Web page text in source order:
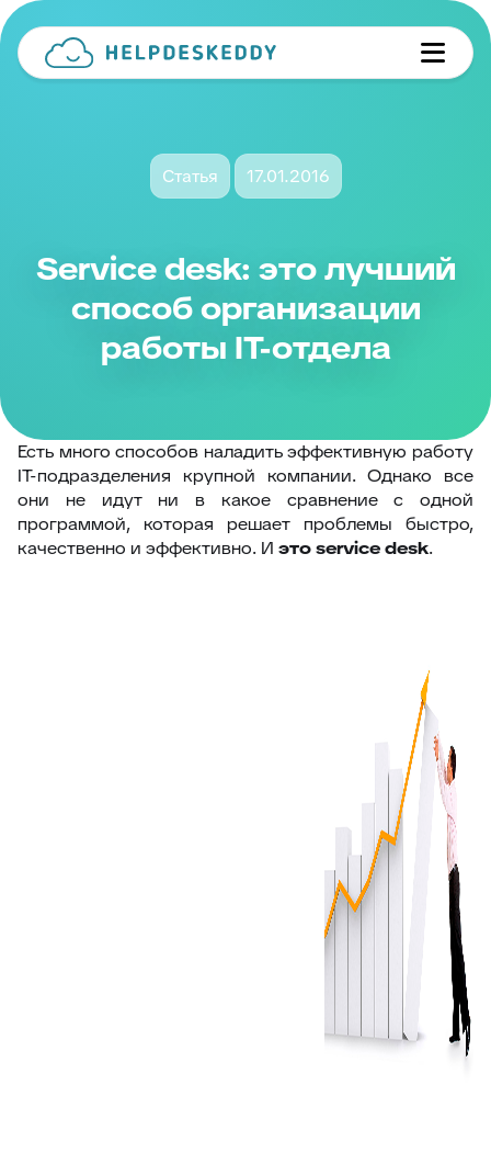
Статья 17.01.2016
Service desk: это лучший
способ организации
работы IT-отдела
Есть много способов наладить эффективную работу
IT-подразделения крупной компании. Однако все
они не идут ни в какое сравнение с одной
программой, которая решает проблемы быстро,
качественно и эффективно. И этоservice desk.